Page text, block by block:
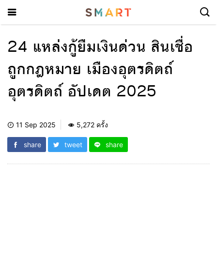
24 แหล่งกู้ยืมเงินด่วน สินเชื่อ
ถูกกฎหมาย เมืองอุตรดิตถ์
อุตรดิตถ์ อัปเดต 2025
11 Sep 2025 5,272 ครั้ง
share tweet share